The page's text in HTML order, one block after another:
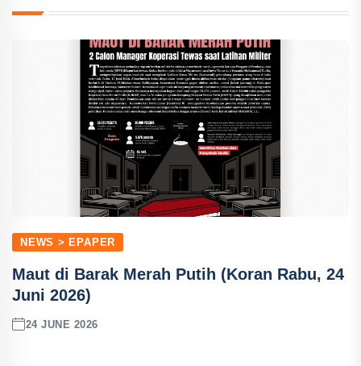
NEWS > EPAPER
Maut di Barak Merah Putih (Koran Rabu, 24
Juni 2026)
24 JUNE 2026